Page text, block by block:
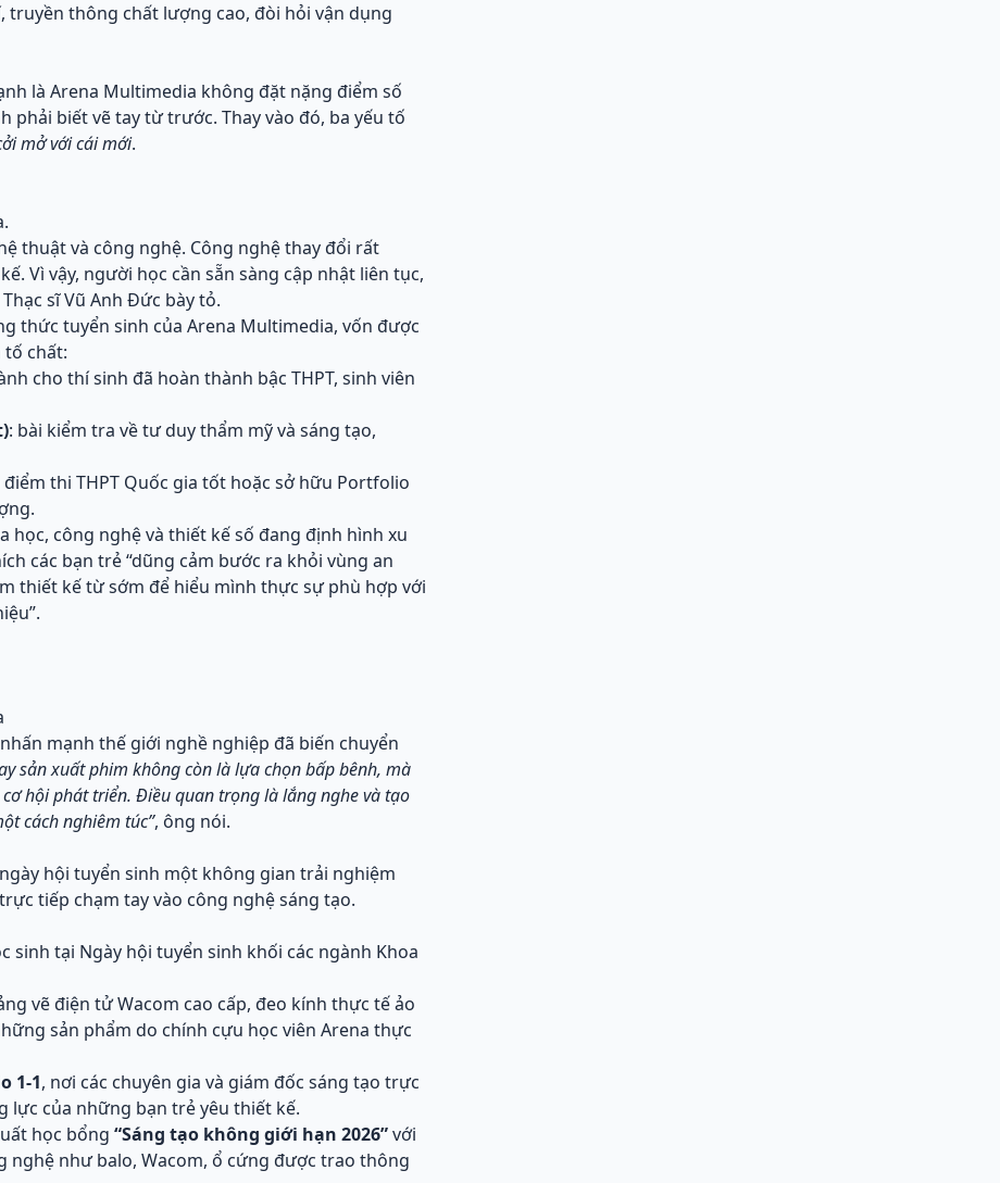
truyền thông chất lượng cao, đòi hỏi vận dụng
là Arena Multimedia không đặt nặng điểm số
phải biết vẽ tay từ trước. Thay vào đó, ba yếu tố
mở với cái mới.
thuật và công nghệ. Công nghệ thay đổi rất
Vì vậy, người học cần sẵn sàng cập nhật liên tục,
sĩ Vũ Anh Đức bày tỏ.
thức tuyển sinh của Arena Multimedia, vốn được
chất:
cho thí sinh đã hoàn thành bậc THPT, sinh viên
: bài kiểm tra về tư duy thẩm mỹ và sáng tạo,
thi THPT Quốc gia tốt hoặc sở hữu Portfolio
công nghệ và thiết kế số đang định hình xu
các bạn trẻ “dũng cảm bước ra khỏi vùng an
thiết kế từ sớm để hiểu mình thực sự phù hợp với
mạnh thế giới nghề nghiệp đã biến chuyển
sản xuất phim không còn là lựa chọn bấp bênh, mà
hội phát triển. Điều quan trọng là lắng nghe và tạo
cách nghiêm túc”, ông nói.
hội tuyển sinh một không gian trải nghiệm
tiếp chạm tay vào công nghệ sáng tạo.
tại Ngày hội tuyển sinh khối các ngành Khoa
vẽ điện tử Wacom cao cấp, đeo kính thực tế ảo
sản phẩm do chính cựu học viên Arena thực
1-1, nơi các chuyên gia và giám đốc sáng tạo trực
lực của những bạn trẻ yêu thiết kế.
học bổng “Sáng tạo không giới hạn 2026”với
nghệ như balo, Wacom, ổ cứng được trao thông